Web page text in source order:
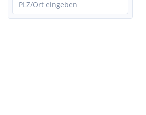
PLZ/Ort eingeben